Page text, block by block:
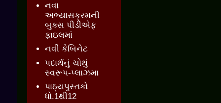
નવા
અભ્યાસક્રમની
બુક્સ પીડીએફ
ફાઇલમાં
નવી કેબિનેટ
પદાર્થનું ચોથું
સ્વરૂપ-પ્લાઝમા
પાઠ્યપુસ્તકો
ધો.1થી12